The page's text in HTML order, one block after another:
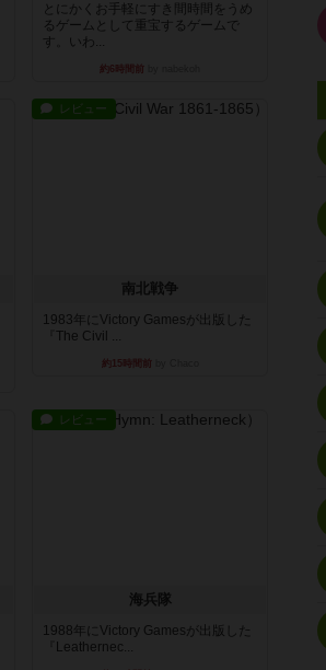
とにかくお手軽にすき間時間をうめ
るゲームとして重宝するゲームで
す。いわ...
約6時間前
レビュー
南北戦争
1983年にVictory Gamesが出版した
『The Civil ...
約15時間前
レビュー
海兵隊
1988年にVictory Gamesが出版した
『Leathernec...